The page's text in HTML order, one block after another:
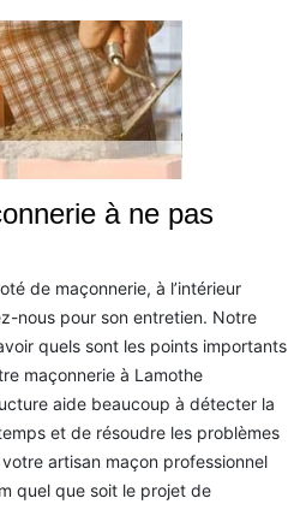
à ne pas
de maçonnerie, à l’intérieur
nous pour son entretien. Notre
quels sont les points importants
maçonnerie à Lamothe
aide beaucoup à détecter la
et de résoudre les problèmes
artisan maçon professionnel
quel que soit le projet de